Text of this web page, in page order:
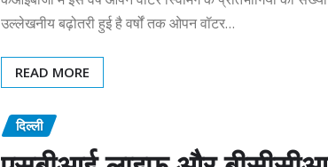
उल्लेखनीय बढ़ोतरी हुई है वर्षों तक ओपन वॉटर…
READ MORE
दिल्ली